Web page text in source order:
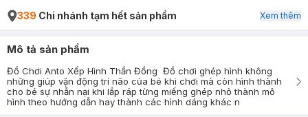
339 Chi nhánh tạm hết sản phẩm Xem thêm
Mô tả sản phẩm
Đồ Chơi Anto Xếp Hình Thần Đồng Đồ chơi ghép hình không
những giúp vận động trí não của bé khi chơi mà còn hình thành
cho bé sự nhẫn nại khi lắp ráp từng miếng ghép nhỏ thành mô
hình theo hướng dẫn hay thành các hình dáng khác n